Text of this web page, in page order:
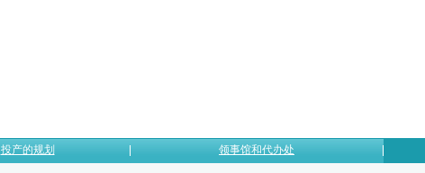
投产的规划 领事馆和代办处